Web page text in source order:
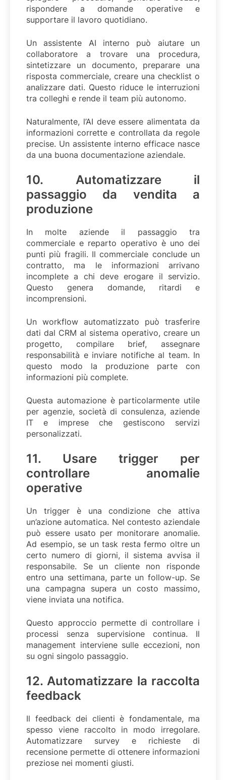
rispondere a domande operative e
supportare il lavoro quotidiano.
Un assistente AI interno può aiutare un
collaboratore a trovare una procedura,
sintetizzare un documento, preparare una
risposta commerciale, creare una checklist o
analizzare dati. Questo riduce le interruzioni
tra colleghi e rende il team più autonomo.
Naturalmente, l’AI deve essere alimentata da
informazioni corrette e controllata da regole
precise. Un assistente interno efficace nasce
da una buona documentazione aziendale.
10. Automatizzare il
passaggio da vendita a
produzione
In molte aziende il passaggio tra
commerciale e reparto operativo è uno dei
punti più fragili. Il commerciale conclude un
contratto, ma le informazioni arrivano
incomplete a chi deve erogare il servizio.
Questo genera domande, ritardi e
incomprensioni.
Un workflow automatizzato può trasferire
dati dal CRM al sistema operativo, creare un
progetto, compilare brief, assegnare
responsabilità e inviare notifiche al team. In
questo modo la produzione parte con
informazioni più complete.
Questa automazione è particolarmente utile
per agenzie, società di consulenza, aziende
IT e imprese che gestiscono servizi
personalizzati.
11. Usare trigger per
controllare anomalie
operative
Un trigger è una condizione che attiva
un’azione automatica. Nel contesto aziendale
può essere usato per monitorare anomalie.
Ad esempio, se un task resta fermo oltre un
certo numero di giorni, il sistema avvisa il
responsabile. Se un cliente non risponde
entro una settimana, parte un follow-up. Se
una campagna supera un costo massimo,
viene inviata una notifica.
Questo approccio permette di controllare i
processi senza supervisione continua. Il
management interviene sulle eccezioni, non
su ogni singolo passaggio.
12. Automatizzare la raccolta
feedback
Il feedback dei clienti è fondamentale, ma
spesso viene raccolto in modo irregolare.
Automatizzare survey e richieste di
recensione permette di ottenere informazioni
preziose nei momenti giusti.